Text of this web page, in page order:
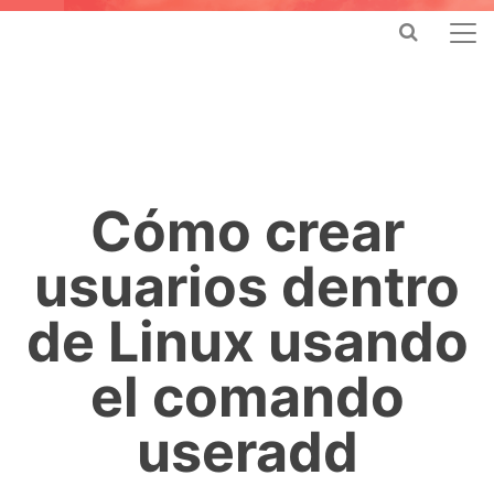
Cómo crear
usuarios dentro
de Linux usando
el comando
useradd